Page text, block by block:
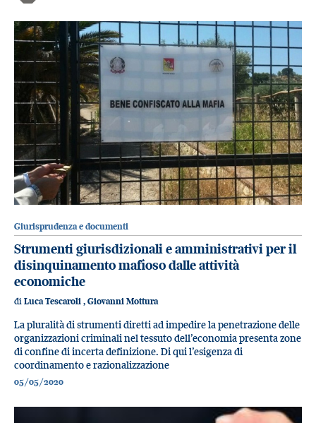
Giurisprudenza e documenti
Strumenti giurisdizionali e amministrativi per il
disinquinamento mafioso dalle attività
economiche
di Luca Tescaroli , Giovanni Mottura
La pluralità di strumenti diretti ad impedire la penetrazione delle
organizzazioni criminali nel tessuto dell’economia presenta zone
di confine di incerta definizione. Di qui l’esigenza di
coordinamento e razionalizzazione
05/05/2020